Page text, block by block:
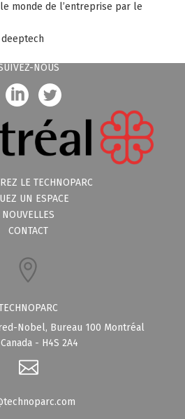
monde de l’entreprise par le
deeptech
NOUS
LE TECHNOPARC
UN ESPACE
NOUVELLES
CONTACT
Nobel, Bureau 100 Montréal
- H4S 2A4